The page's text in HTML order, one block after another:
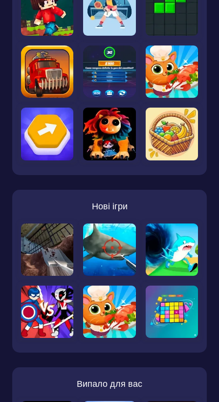
Нові ігри
Випало для вас